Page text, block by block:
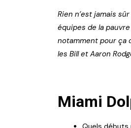
Rien n’est jamais
équipes de la
notamment pour ça
les Bill et Aaron
Miami